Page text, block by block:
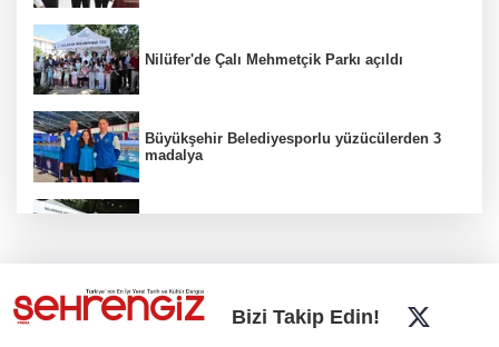
Nilüfer'de Çalı Mehmetçik Parkı açıldı
Büyükşehir Belediyesporlu yüzücülerden 3
madalya
Bursa Büyükşehir'den kırsala tam destek:
Bizi Takip Edin!